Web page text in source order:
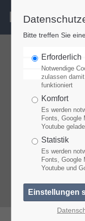
Login
Passwort
Anmelden
Register|Lost your
Support
Lorem ipsum
Bitte treffen Sie
Erforderlich
Notwendige
zulassen
funktioniert
Komfort
Es werden
Fonts, Google
Youtube
Statistik
Es werden
Fonts, Google
Youtube und